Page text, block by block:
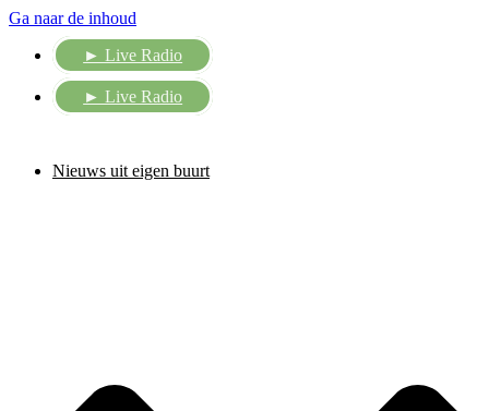
Ga naar de inhoud
► Live Radio
► Live Radio
Nieuws uit eigen buurt